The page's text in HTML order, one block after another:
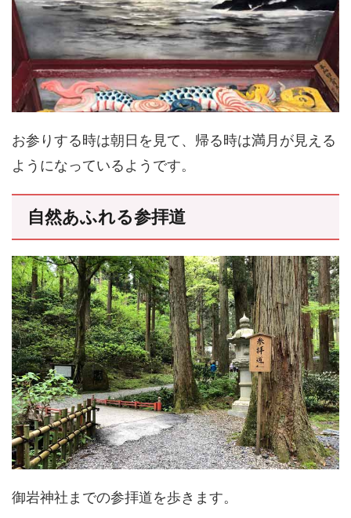
お参りする時は朝日を見て、帰る時は満月が見える
ようになっているようです。
自然あふれる参拝道
御岩神社までの参拝道を歩きます。